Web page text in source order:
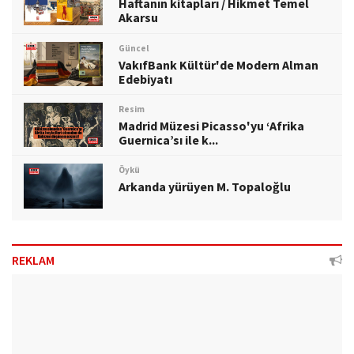
Haftanın kitapları / Hikmet Temel
Akarsu
Güncel
VakıfBank Kültür'de Modern Alman
Edebiyatı
Resim
Madrid Müzesi Picasso'yu ‘Afrika
Guernica’sı ile k...
Öykü
Arkanda yürüyen M. Topaloğlu
REKLAM